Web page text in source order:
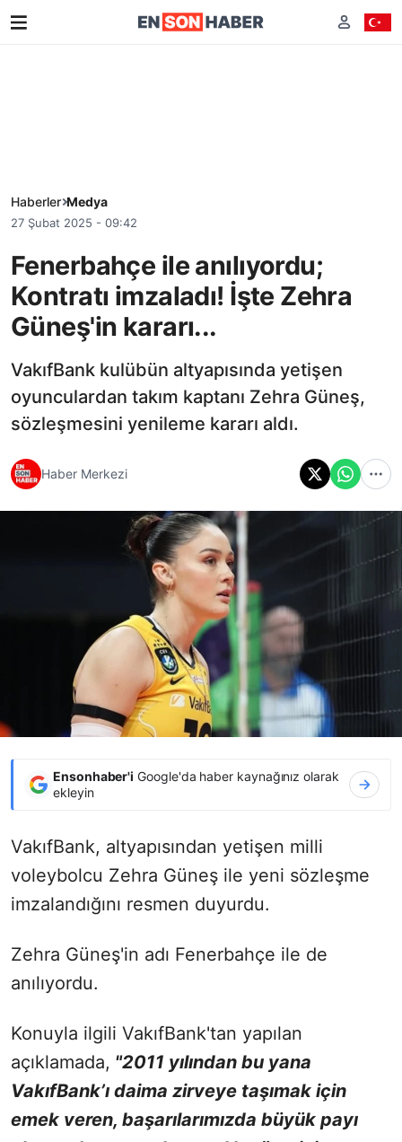
Haberler Medya
27 Şubat 2025 - 09:42
Fenerbahçe ile anılıyordu;
Kontratı imzaladı! İşte Zehra
Güneş'in kararı...
VakıfBank kulübün altyapısında yetişen
oyunculardan takım kaptanı Zehra Güneş,
sözleşmesini yenileme kararı aldı.
Haber Merkezi
Ensonhaber'i Google'da haber kaynağınız olarak
ekleyin
VakıfBank, altyapısından yetişen milli
voleybolcu Zehra Güneş ile yeni sözleşme
imzalandığını resmen duyurdu.
Zehra Güneş'in adı Fenerbahçe ile de
anılıyordu.
Konuyla ilgili VakıfBank'tan yapılan
açıklamada, "2011 yılından bu yana
VakıfBank’ı daima zirveye taşımak için
emek veren, başarılarımızda büyük payı